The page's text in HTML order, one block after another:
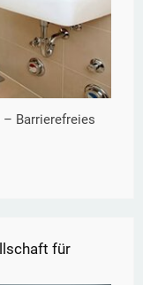
Barrierefreies
für